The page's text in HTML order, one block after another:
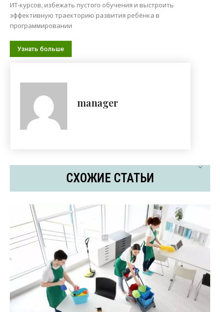
ИТ-курсов, избежать пустого обучения и выстроить
эффективную траекторию развития ребёнка в
программировании
Узнать больше
manager
СХОЖИЕ СТАТЬИ